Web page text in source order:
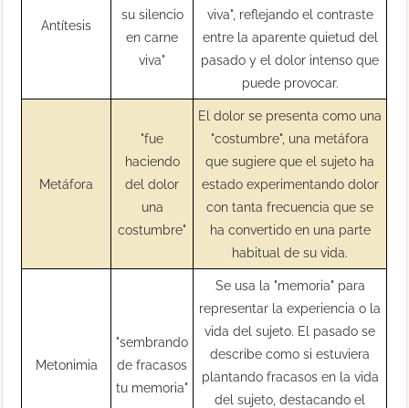
Antítesis
su silencio
en carne
viva"
viva", reflejando el contraste
entre la aparente quietud del
pasado y el dolor intenso que
puede provocar.
Metáfora
"fue
haciendo
del dolor
una
costumbre"
El dolor se presenta como una
"costumbre", una metáfora
que sugiere que el sujeto ha
estado experimentando dolor
con tanta frecuencia que se
ha convertido en una parte
habitual de su vida.
Metonimia
"sembrando
de fracasos
tu memoria"
Se usa la "memoria" para
representar la experiencia o la
vida del sujeto. El pasado se
describe como si estuviera
plantando fracasos en la vida
del sujeto, destacando el